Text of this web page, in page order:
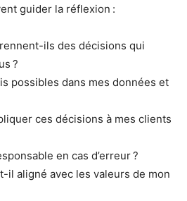
guider la réflexion :
ils des décisions qui
?
possibles dans mes données et
ces décisions à mes clients
en cas d’erreur ?
il aligné avec les valeurs de mon